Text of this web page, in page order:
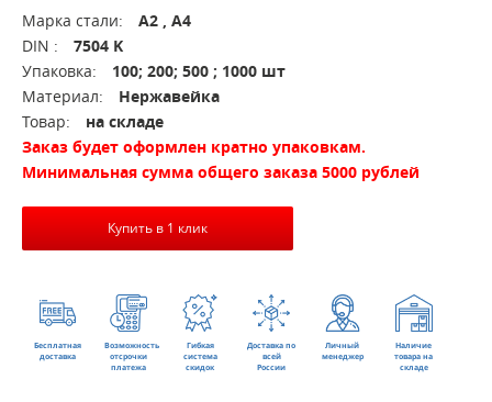
Марка стали:
А2 , А4
DIN :
7504 K
Упаковка:
100; 200; 500 ; 1000 шт
Материал:
Нержавейка
Товар:
на складе
Заказ будет оформлен кратно упаковкам.
Минимальная сумма общего заказа 5000 рублей
Купить в 1 клик
Бесплатная
доставка
Возможность
отсрочки
платежа
Гибкая
система
скидок
Доставка по
всей
России
Личный
менеджер
Наличие
товара на
складе